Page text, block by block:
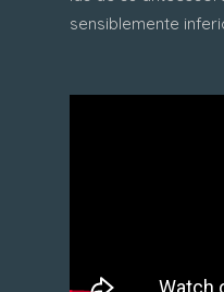
sensiblemente